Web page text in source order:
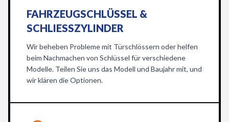
FAHRZEUGSCHLÜSSEL &
SCHLIESSZYLINDER
Wir beheben Probleme mit Türschlössern oder helfen
beim Nachmachen von Schlüssel für verschiedene
Modelle. Teilen Sie uns das Modell und Baujahr mit, und
wir klären die Optionen.